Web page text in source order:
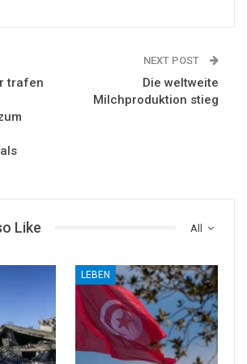
trafen
NEXT POST
Die weltweite
Milchproduktion stieg
All
Like
LEBEN